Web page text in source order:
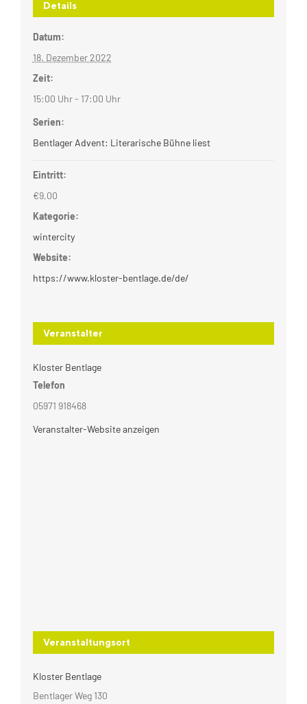
Details
Datum:
18. Dezember 2022
Zeit:
15:00 Uhr - 17:00 Uhr
Serien:
Bentlager Advent: Literarische Bühne liest
Eintritt:
€9,00
Kategorie:
wintercity
Website:
https://www.kloster-bentlage.de/de/
Veranstalter
Kloster Bentlage
Telefon
05971 918468
Veranstalter-Website anzeigen
Veranstaltungsort
Kloster Bentlage
Bentlager Weg 130